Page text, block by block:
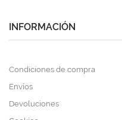
INFORMACIÓN
Condiciones de compra
Envíos
Devoluciones